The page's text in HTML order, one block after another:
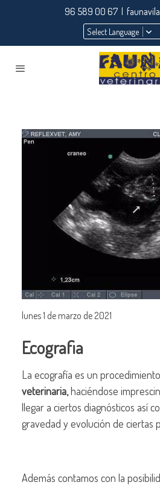
96 589 00 67 |
Select Language
lunes 1 de marzo de 2021
Ecografia
La ecografía es un
veterinaria,haciéndose
llegar a ciertos diagnósticos así
gravedad y evolución de ciertas
Además contamos con la